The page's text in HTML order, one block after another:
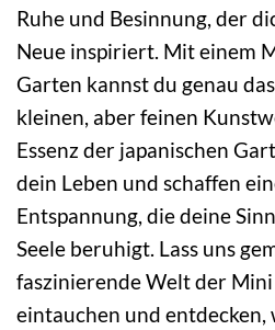
Ruhe und Besinnung, der
Neue inspiriert. Mit einem
Garten kannst du genau
kleinen, aber feinen
Essenz der japanischen
dein Leben und schaffen
Entspannung, die deine
Seele beruhigt. Lass uns
faszinierende Welt der
eintauchen und entdecken,